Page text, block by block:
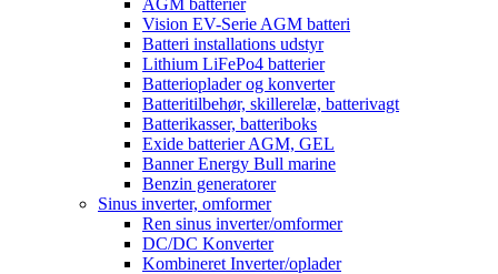
AGM batterier
Vision EV-Serie AGM batteri
Batteri installations udstyr
Lithium LiFePo4 batterier
Batterioplader og konverter
Batteritilbehør, skillerelæ, batterivagt
Batterikasser, batteriboks
Exide batterier AGM, GEL
Banner Energy Bull marine
Benzin generatorer
Sinus inverter, omformer
Ren sinus inverter/omformer
DC/DC Konverter
Kombineret Inverter/oplader